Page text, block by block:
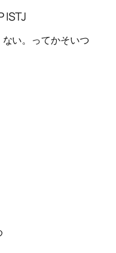
ISTJ
い。ってかそいつ